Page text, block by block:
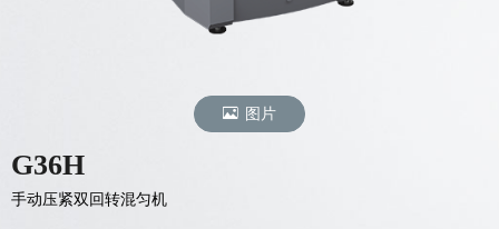
图片
G36H
手动压紧双回转混匀机